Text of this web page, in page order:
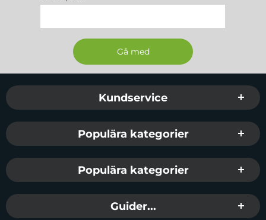
Sidfot Blandad info och länkar
Kundservice
Populära kategorier
Populära kategorier
Guider...